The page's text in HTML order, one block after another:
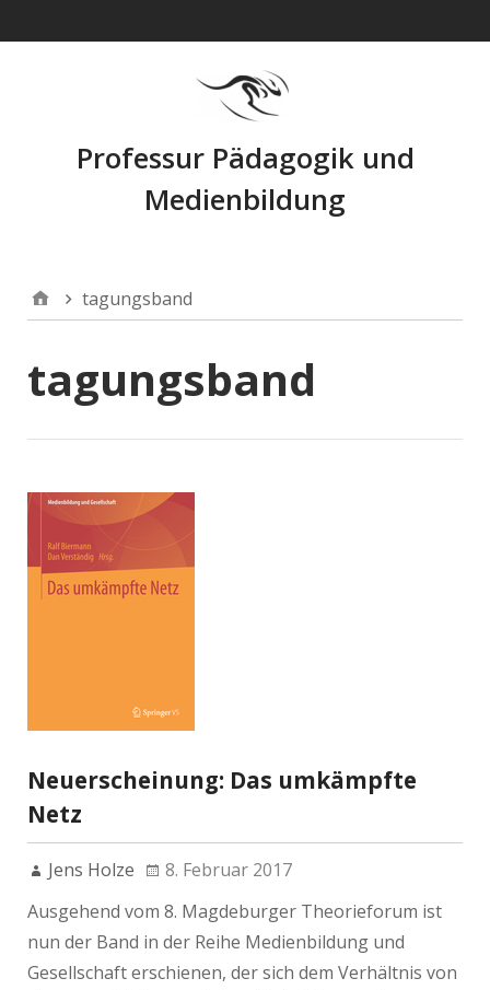
Professur Pädagogik und
Medienbildung
tagungsband
tagungsband
Neuerscheinung: Das umkämpfte
Netz
Jens Holze
8. Februar 2017
Ausgehend vom 8. Magdeburger Theorieforum ist
nun der Band in der Reihe Medienbildung und
Gesellschaft erschienen, der sich dem Verhältnis von